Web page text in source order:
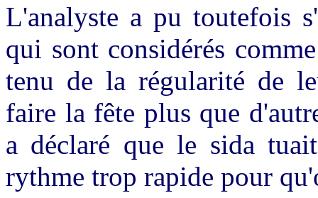
L'analyste a pu toutefois
qui sont considérés
tenu de la régularité de
faire la fête plus que
a déclaré que le sida
rythme trop rapide pour